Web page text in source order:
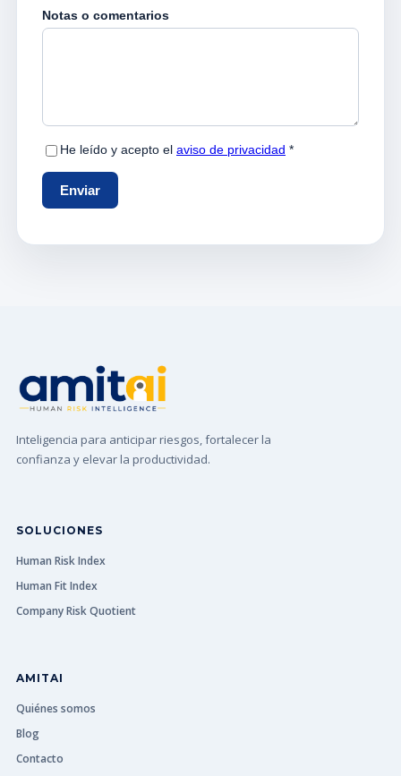
Inteligencia para anticipar riesgos, fortalecer la
confianza y elevar la productividad.
SOLUCIONES
Human Risk Index
Human Fit Index
Company Risk Quotient
AMITAI
Quiénes somos
Blog
Contacto